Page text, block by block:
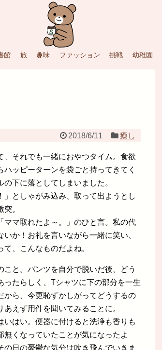
館 旅 趣味 ファッション 挑戦 幼稚園
2018/6/11 癒し
それでも一緒におやつタイム。食欲
ッピーターンを袋ごと持ってきてく
下に落としてしまいました。
としゃがみ込み、取って出ようとし
。
ママ取れたよ～。」のひと言。私の代
か！お礼を言いながら一緒に笑い、
、こんなものだよね。
と。パンツを自分で脱いだ後、どう
ったらしく、Tシャツに下の部分を一生
ら、今更恥ずかしがってどうするの
えず用件を聞いてみることに。
いはい。便器に付けると洗浄も香りも
くなっていたことが気になったよ
日の憂鬱な気分は吹き飛んでいきま